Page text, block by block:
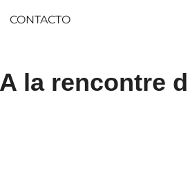
CONTACTO
la rencontre